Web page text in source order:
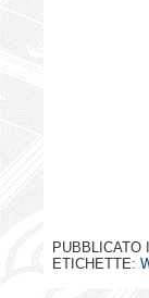
PUBBLICATO
ETICHETTE: